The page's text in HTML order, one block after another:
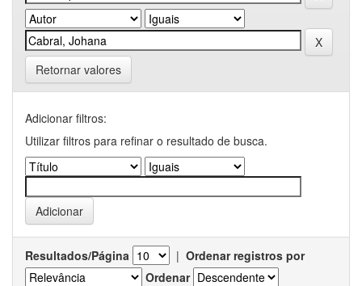
Retornar valores
Adicionar filtros:
Utilizar filtros para refinar o resultado de busca.
Resultados/Página | Ordenar registros por
Ordenar